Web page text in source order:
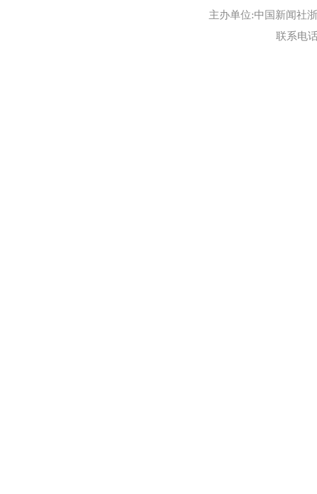
主办单位:中国新闻社
联系电